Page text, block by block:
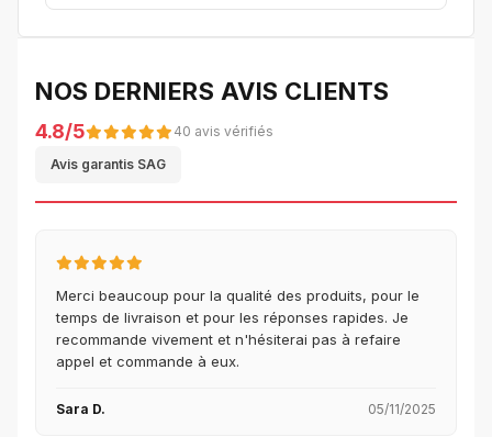
NOS DERNIERS AVIS CLIENTS
4.8/5 40 avis vérifiés
Avis garantis SAG
Merci beaucoup pour la qualité des produits, pour le
temps de livraison et pour les réponses rapides. Je
recommande vivement et n'hésiterai pas à refaire
appel et commande à eux.
Sara D. 05/11/2025